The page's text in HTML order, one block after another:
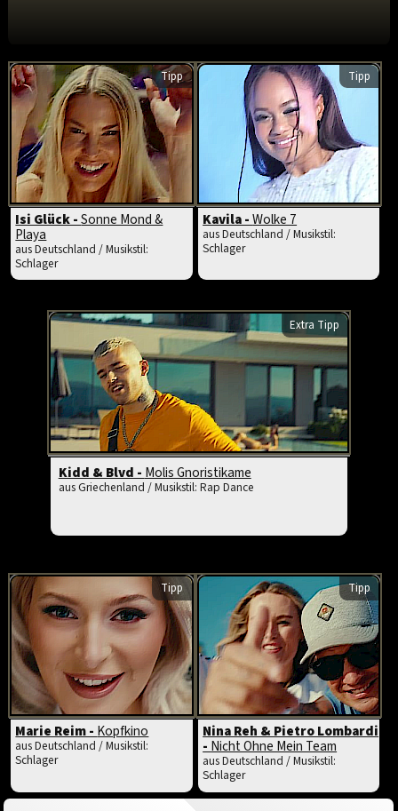
Tipp
Isi Glück -Sonne Mond &
Playa
aus Deutschland / Musikstil:
Schlager
Tipp
Kavila -Wolke 7
aus Deutschland / Musikstil:
Schlager
Extra Tipp
Kidd & Blvd - Molis Gnoristikame
aus Griechenland / Musikstil: Rap Dance
Tipp
Marie Reim -Kopfkino
aus Deutschland / Musikstil:
Schlager
Tipp
Nina Reh & Pietro Lombardi
-Nicht Ohne Mein Team
aus Deutschland / Musikstil:
Schlager